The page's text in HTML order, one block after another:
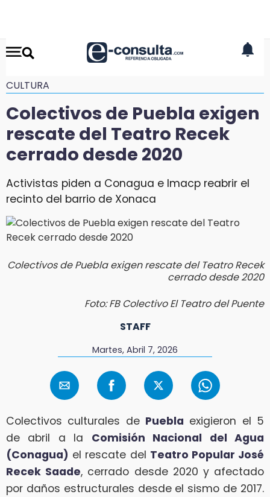
CULTURA
Colectivos de Puebla exigen
rescate del Teatro Recek
cerrado desde 2020
Activistas piden a Conagua e Imacp reabrir el
recinto del barrio de Xonaca
Colectivos de Puebla exigen rescate del Teatro Recek
cerrado desde 2020
Foto: FB Colectivo El Teatro del Puente
STAFF
Martes, Abril 7, 2026
Colectivos culturales de Puebla exigieron el 5
de abril a la Comisión Nacional del Agua
(Conagua) el rescate del Teatro Popular José
Recek Saade, cerrado desde 2020 y afectado
por daños estructurales desde el sismo de 2017.